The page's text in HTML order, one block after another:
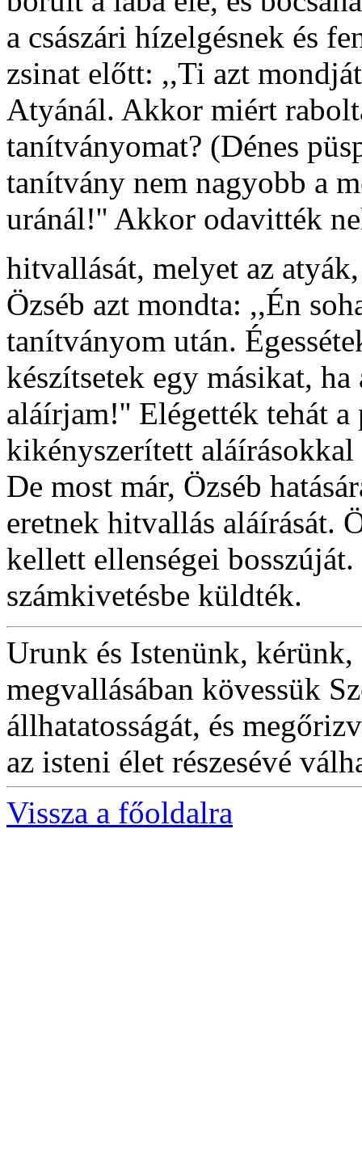
a császári hízelgésnek és
zsinat előtt: ,,Ti azt
Atyánál. Akkor miért
tanítványomat? (Dénes
tanítvány nem nagyobb a
uránál!'' Akkor odavitték
hitvallását, melyet az
Özséb azt mondta: ,,Én
tanítványom után.
készítsetek egy másikat,
aláírjam!'' Elégették tehát a
kikényszerített
De most már, Özséb
eretnek hitvallás aláírását.
kellett ellenségei
számkivetésbe küldték.
Urunk és Istenünk, kérünk,
megvallásában kövessük
állhatatosságát, és
az isteni élet részesévé
Vissza a főoldalra